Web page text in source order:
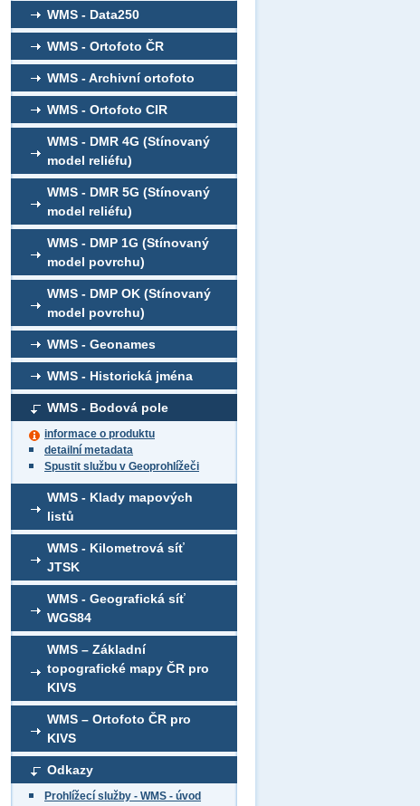
WMS - Data250
WMS - Ortofoto ČR
WMS - Archivní ortofoto
WMS - Ortofoto CIR
WMS - DMR 4G (Stínovaný
model reliéfu)
WMS - DMR 5G (Stínovaný
model reliéfu)
WMS - DMP 1G (Stínovaný
model povrchu)
WMS - DMP OK (Stínovaný
model povrchu)
WMS - Geonames
WMS - Historická jména
WMS - Bodová pole
informace o produktu
detailní metadata
Spustit službu v Geoprohlížeči
WMS - Klady mapových
listů
WMS - Kilometrová síť
JTSK
WMS - Geografická síť
WGS84
WMS – Základní
topografické mapy ČR pro
KIVS
WMS – Ortofoto ČR pro
KIVS
Odkazy
Prohlížecí služby - WMS - úvod